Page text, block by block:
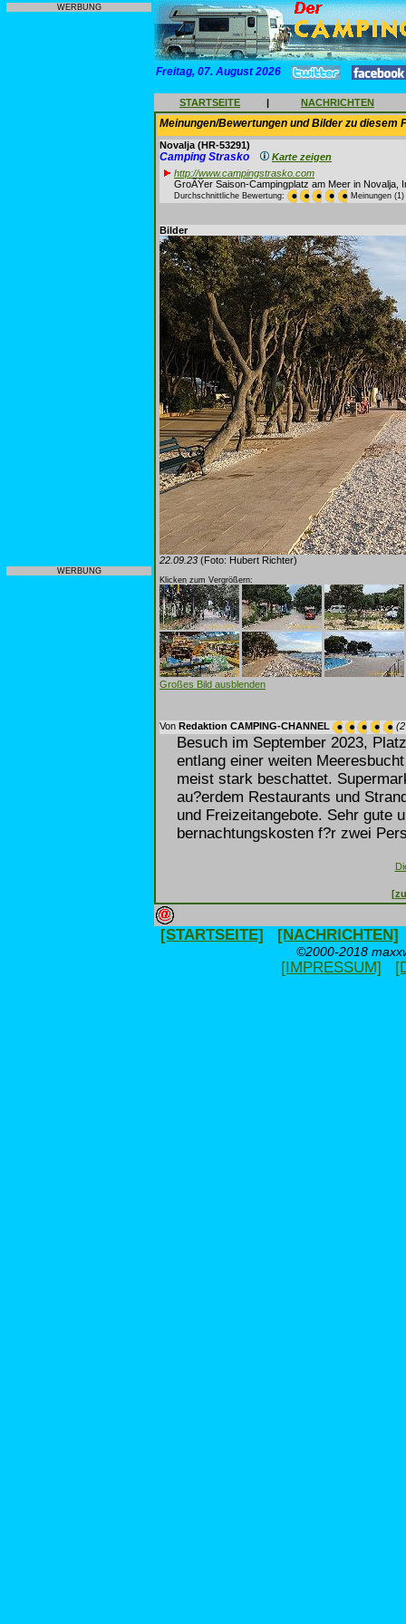
WERBUNG
WERBUNG
Freitag, 07. August 2026
STARTSEITE | NACHRICHTEN
Meinungen/Bewertungen und Bilder zu diesem
Novalja (HR-53291)
Camping Strasko
Karte zeigen
http://www.campingstrasko.com
GroÃŸer Saison-Campingplatz am Meer in Novalja,
Durchschnittliche Bewertung: Meinungen (1)
Bilder
22.09.23 (Foto: Hubert Richter)
Klicken zum Vergrößern:
Großes Bild ausblenden
Von Redaktion CAMPING-CHANNEL
Besuch im September 2023,
entlang einer weiten
meist stark beschattet.
au?erdem Restaurants und
und Freizeitangebote. Sehr gute
bernachtungskosten f?r zwei
[STARTSEITE] [NACHRICHTEN]
©2000-2018
[IMPRESSUM]